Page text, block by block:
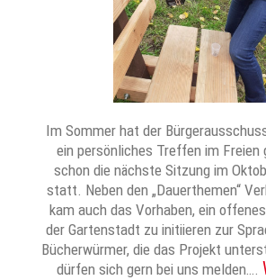
Im Sommer hat der
ein persönliches Treffen im Freien
schon die nächste Sitzung im
statt. Neben den „Dauerthemen“
kam auch das Vorhaben, ein
der Gartenstadt zu initiieren zur
Bücherwürmer, die das Projekt
dürfen sich gern bei uns melden….